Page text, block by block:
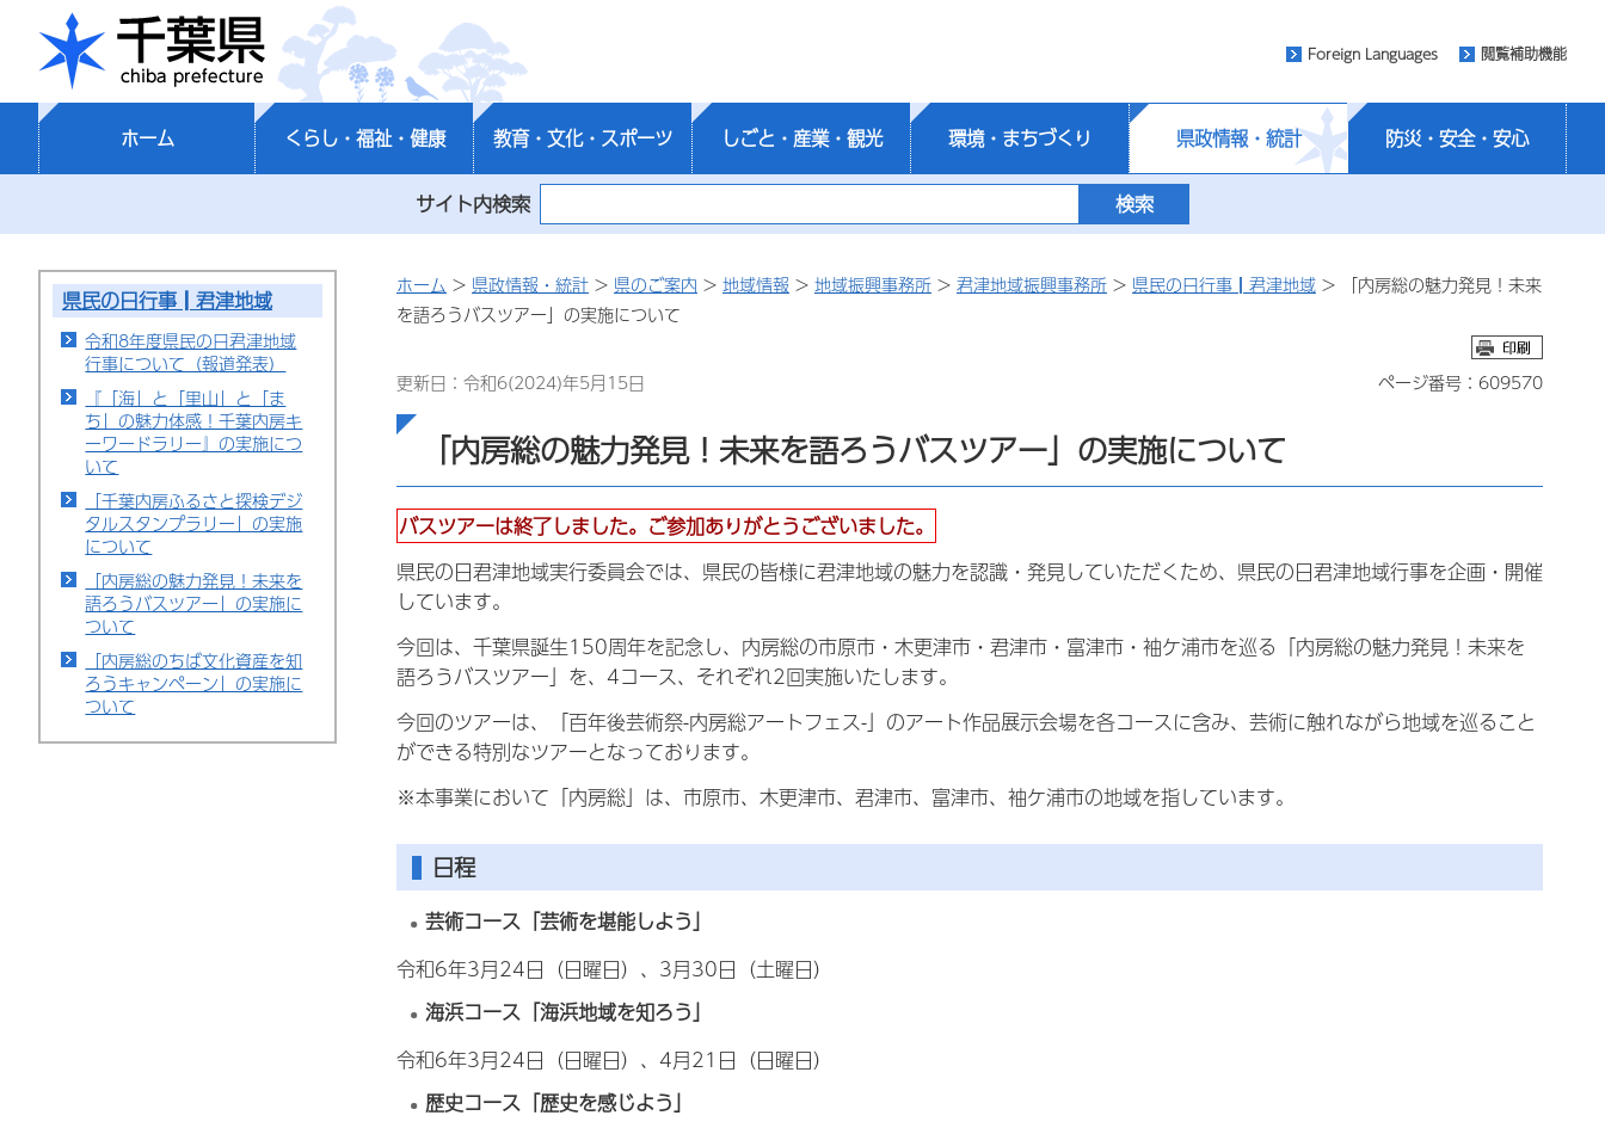
千葉県
Foreign Languages 閲覧補助機能
ホーム くらし・福祉・健康 教育・文化・スポーツ しごと・産業・観光 環境・まちづくり 県政情報・統計 防災・安全・安心
サイト内検索
県民の日行事┃君津地域
令和8年度県民の日君津地域
行事について（報道発表）
『「海」と「里山」と「ま
ち」の魅力体感！千葉内房キ
ーワードラリー』の実施につ
いて
「千葉内房ふるさと探検デジ
タルスタンプラリー」の実施
について
「内房総の魅力発見！未来を
語ろうバスツアー」の実施に
ついて
「内房総のちば文化資産を知
ろうキャンペーン」の実施に
ついて
ホーム > 県政情報・統計 > 県のご案内 > 地域情報 > 地域振興事務所 > 君津地域振興事務所 > 県民の日行事┃君津地域 > 「内房総の魅力発見！未来
を語ろうバスツアー」の実施について
更新日：令和6(2024)年5月15日 ページ番号：609570
「内房総の魅力発見！未来を語ろうバスツアー」の実施について
バスツアーは終了しました。ご参加ありがとうございました。
県民の日君津地域実行委員会では、県民の皆様に君津地域の魅力を認識・発見していただくため、県民の日君津地域行事を企画・開催
しています。
今回は、千葉県誕生150周年を記念し、内房総の市原市・木更津市・君津市・富津市・袖ケ浦市を巡る「内房総の魅力発見！未来を
語ろうバスツアー」を、4コース、それぞれ2回実施いたします。
今回のツアーは、「百年後芸術祭-内房総アートフェス-」のアート作品展示会場を各コースに含み、芸術に触れながら地域を巡ること
ができる特別なツアーとなっております。
※本事業において「内房総」は、市原市、木更津市、君津市、富津市、袖ケ浦市の地域を指しています。
日程
芸術コース「芸術を堪能しよう」
令和6年3月24日（日曜日）、3月30日（土曜日）
海浜コース「海浜地域を知ろう」
令和6年3月24日（日曜日）、4月21日（日曜日）
歴史コース「歴史を感じよう」